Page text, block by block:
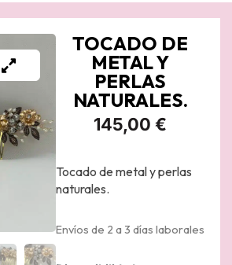
TOCADO DE
METAL Y
PERLAS
NATURALES.
145,00 €
Tocado de metal y perlas
naturales.
Envíos de 2 a 3 días laborales